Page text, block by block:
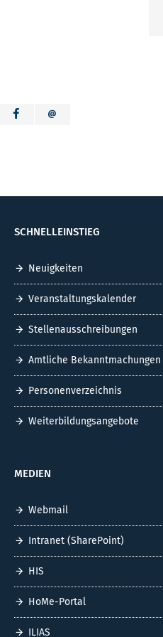
SCHNELLEINSTIEG
Neuigkeiten
Veranstaltungskalender
Stellenausschreibungen
Amtliche Bekanntmachungen
Personenverzeichnis
Weiterbildungsangebote
MEDIEN
Webmail
Intranet (SharePoint)
HIS
HoMe-Portal
ILIAS